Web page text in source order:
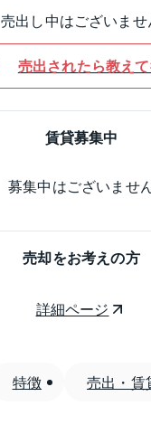
売出し中はございませ
売出されたら教え
賃貸募集中
募集中はございませ
売却をお考えの方
詳細ページ
特徴 売出・賃